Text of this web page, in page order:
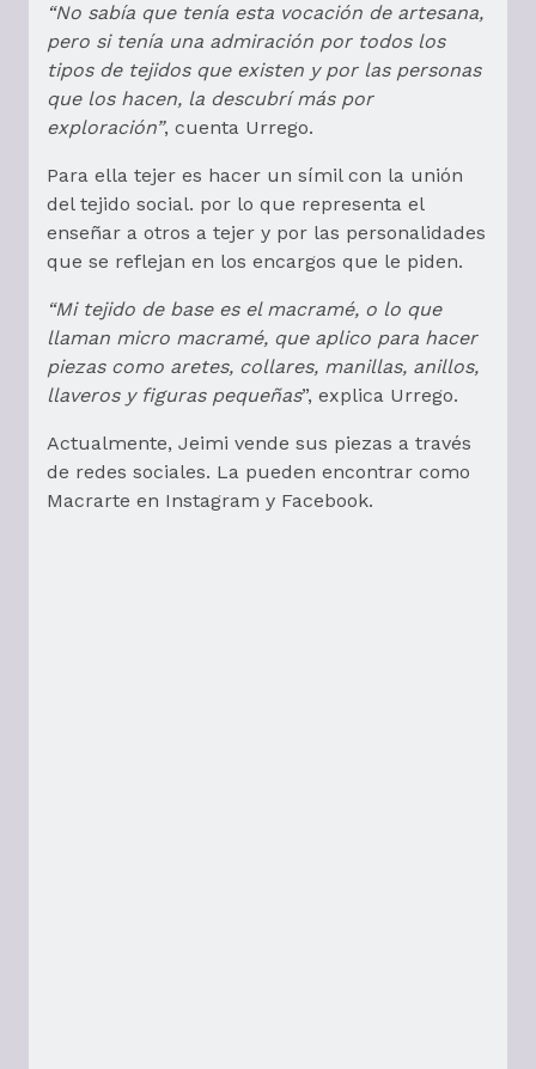
“No sabía que tenía esta vocación de artesana,
pero si tenía una admiración por todos los
tipos de tejidos que existen y por las personas
que los hacen, la descubrí más por
exploración”, cuenta Urrego.
Para ella tejer es hacer un símil con la unión
del tejido social. por lo que representa el
enseñar a otros a tejer y por las personalidades
que se reflejan en los encargos que le piden.
“Mi tejido de base es el macramé, o lo que
llaman micro macramé, que aplico para hacer
piezas como aretes, collares, manillas, anillos,
llaveros y figuras pequeñas”, explica Urrego.
Actualmente, Jeimi vende sus piezas a través
de redes sociales. La pueden encontrar como
Macrarte en Instagram y Facebook.